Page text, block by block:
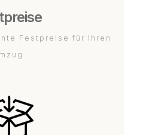
Festpreise für Ihren